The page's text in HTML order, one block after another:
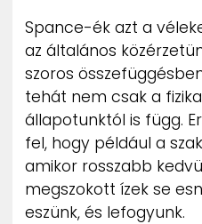
Spance-ék azt a
az általános
szoros
tehát nem csak a
állapotunktól is függ.
fel, hogy például a
amikor rosszabb
megszokott ízek se
eszünk, és lefogyunk.